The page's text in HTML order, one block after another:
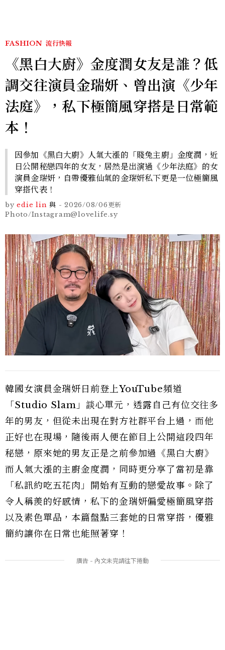
FASHION 流行快報
《黑白大廚》金度潤女友是誰？低
調交往演員金瑞妍、曾出演《少年
法庭》，私下極簡風穿搭是日常範
本！
因參加《黑白大廚》人氣大漲的「賤兔主廚」金度潤，近
日公開秘戀四年的女友，居然是出演過《少年法庭》的女
演員金瑞妍，自帶優雅仙氣的金瑞妍私下更是一位極簡風
穿搭代表！
by edie lin 與 - 2026/08/06更新
Photo/Instagram@lovelife.sy
韓國女演員金瑞妍日前登上YouTube頻道
「Studio Slam」談心單元，透露自己有位交往多
年的男友，但從未出現在對方社群平台上過，而他
正好也在現場，隨後兩人便在節目上公開這段四年
秘戀，原來她的男友正是之前參加過《黑白大廚》
而人氣大漲的主廚金度潤，同時更分享了當初是靠
「私訊約吃五花肉」開始有互動的戀愛故事。除了
令人稱羨的好感情，私下的金瑞妍偏愛極簡風穿搭
以及素色單品，本篇盤點三套她的日常穿搭，優雅
簡約讓你在日常也能照著穿！